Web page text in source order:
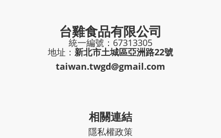
台雞食品有限公司
統一編號：67313305
地址： 新北市土城區亞洲路22號
taiwan.twgd@gmail.com
相關連結
隱私權政策